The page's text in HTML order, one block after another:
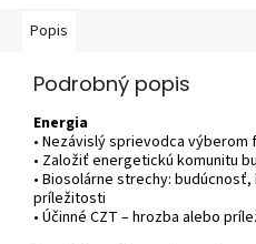
Popis
Podrobný popis
Energia
• Nezávislý sprievodca
• Založiť energetickú komunitu
• Biosolárne strechy:
príležitosti
• Účinné CZT – hrozba alebo